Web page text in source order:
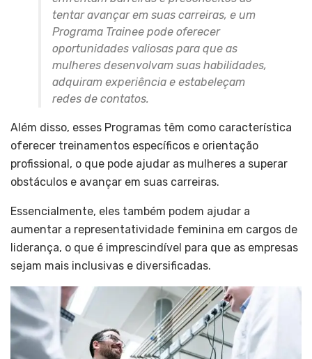
tentar avançar em suas carreiras, e um
Programa Trainee pode oferecer
oportunidades valiosas para que as
mulheres desenvolvam suas habilidades,
adquiram experiência e estabeleçam
redes de contatos.
Além disso, esses Programas têm como característica
oferecer treinamentos específicos e orientação
profissional, o que pode ajudar as mulheres a superar
obstáculos e avançar em suas carreiras.
Essencialmente, eles também podem ajudar a
aumentar a representatividade feminina em cargos de
liderança, o que é imprescindível para que as empresas
sejam mais inclusivas e diversificadas.